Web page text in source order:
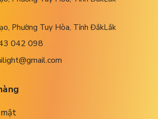
Phường Tuy Hòa, Tỉnh ĐắkLắk
042 098